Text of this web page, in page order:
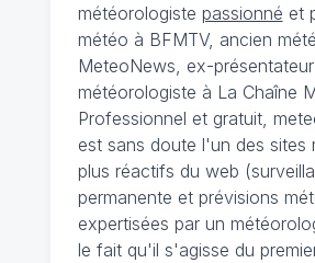
météorologiste passionné et
météo à BFMTV, ancien
MeteoNews, ex-
météorologiste à La Chaîne
Professionnel et gratuit,
est sans doute l'un des sites
plus réactifs du web
permanente et prévisions
expertisées par un
le fait qu'il s'agisse du